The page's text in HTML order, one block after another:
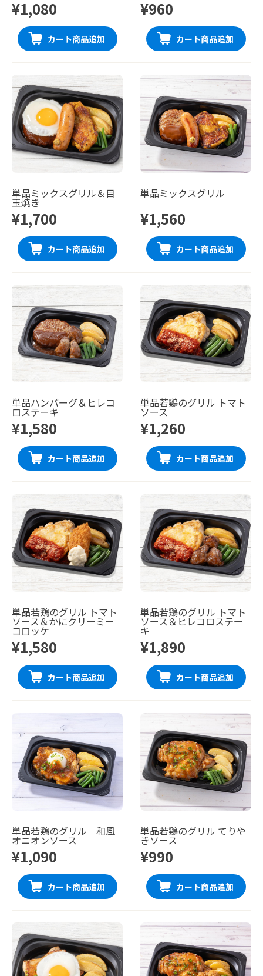
¥1,080
カート商品追加
¥960
カート商品追加
単品ミックスグリル＆目
玉焼き
¥1,700
カート商品追加
単品ミックスグリル
¥1,560
カート商品追加
単品ハンバーグ＆ヒレコ
ロステーキ
¥1,580
カート商品追加
単品若鶏のグリル トマト
ソース
¥1,260
カート商品追加
単品若鶏のグリル トマト
ソース＆かにクリーミー
コロッケ
¥1,580
カート商品追加
単品若鶏のグリル トマト
ソース＆ヒレコロステー
キ
¥1,890
カート商品追加
単品若鶏のグリル 和風
オニオンソース
¥1,090
カート商品追加
単品若鶏のグリル てりや
きソース
¥990
カート商品追加